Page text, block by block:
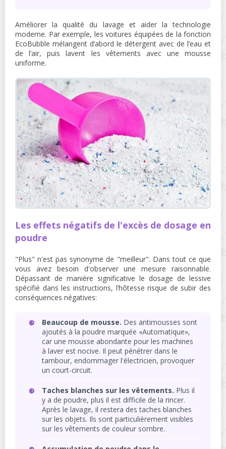
Améliorer la qualité du lavage et aider la technologie
moderne. Par exemple, les voitures équipées de la fonction
EcoBubble mélangent d’abord le détergent avec de l’eau et
de l’air, puis lavent les vêtements avec une mousse
uniforme.
Les effets négatifs de l'excès de dosage en
poudre
"Plus" n'est pas synonyme de "meilleur". Dans tout ce que
vous avez besoin d'observer une mesure raisonnable.
Dépassant de manière significative le dosage de lessive
spécifié dans les instructions, l’hôtesse risque de subir des
conséquences négatives:
Beaucoup de mousse. Des antimousses sont
ajoutés à la poudre marquée «Automatique»,
car une mousse abondante pour les machines
à laver est nocive. Il peut pénétrer dans le
tambour, endommager l'électricien, provoquer
un court-circuit.
Taches blanches sur les vêtements. Plus il
y a de poudre, plus il est difficile de la rincer.
Après le lavage, il restera des taches blanches
sur les objets. Ils sont particulièrement visibles
sur les vêtements de couleur sombre.